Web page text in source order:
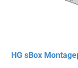
HG sBox